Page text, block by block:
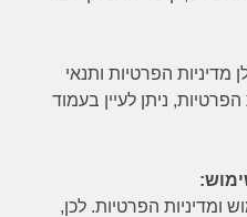
הפרטיות ותנאי
ניתן לעיין בעמוד
ומדיניות הפרטיות. לכן,